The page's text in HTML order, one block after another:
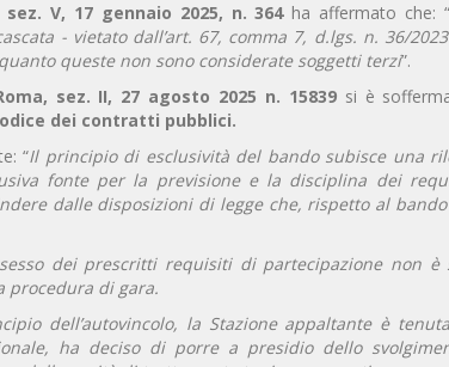
sez. V, 17 gennaio 2025, n. 364 ha affermato che: “
- vietato dall’art. 67, comma 7, d.lgs. n. 36/
queste non sono considerate soggetti terzi”.
sez. II, 27 agosto 2025 n. 15839si è
dei contratti pubblici.
“Il principio di esclusività del bando subisce una
fonte per la previsione e la disciplina dei
dalle disposizioni di legge che, rispetto al
dei prescritti requisiti di partecipazione non
procedura di gara.
dell’autovincolo, la Stazione appaltante è
ha deciso di porre a presidio dello